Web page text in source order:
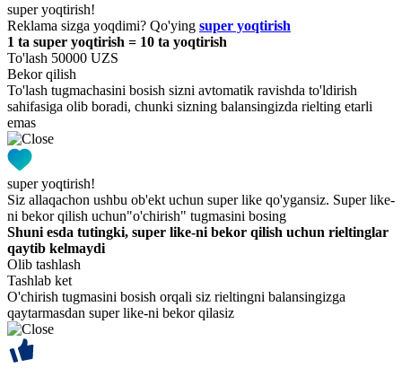
super yoqtirish!
Reklama sizga yoqdimi? Qo'ying super yoqtirish
1 ta super yoqtirish = 10 ta yoqtirish
To'lash 50000 UZS
Bekor qilish
To'lash tugmachasini bosish sizni avtomatik ravishda to'ldirish
sahifasiga olib boradi, chunki sizning balansingizda rielting etarli
emas
super yoqtirish!
Siz allaqachon ushbu ob'ekt uchun super like qo'ygansiz. Super like-
ni bekor qilish uchun"o'chirish" tugmasini bosing
Shuni esda tutingki, super like-ni bekor qilish uchun rieltinglar
qaytib kelmaydi
Olib tashlash
Tashlab ket
O'chirish tugmasini bosish orqali siz rieltingni balansingizga
qaytarmasdan super like-ni bekor qilasiz